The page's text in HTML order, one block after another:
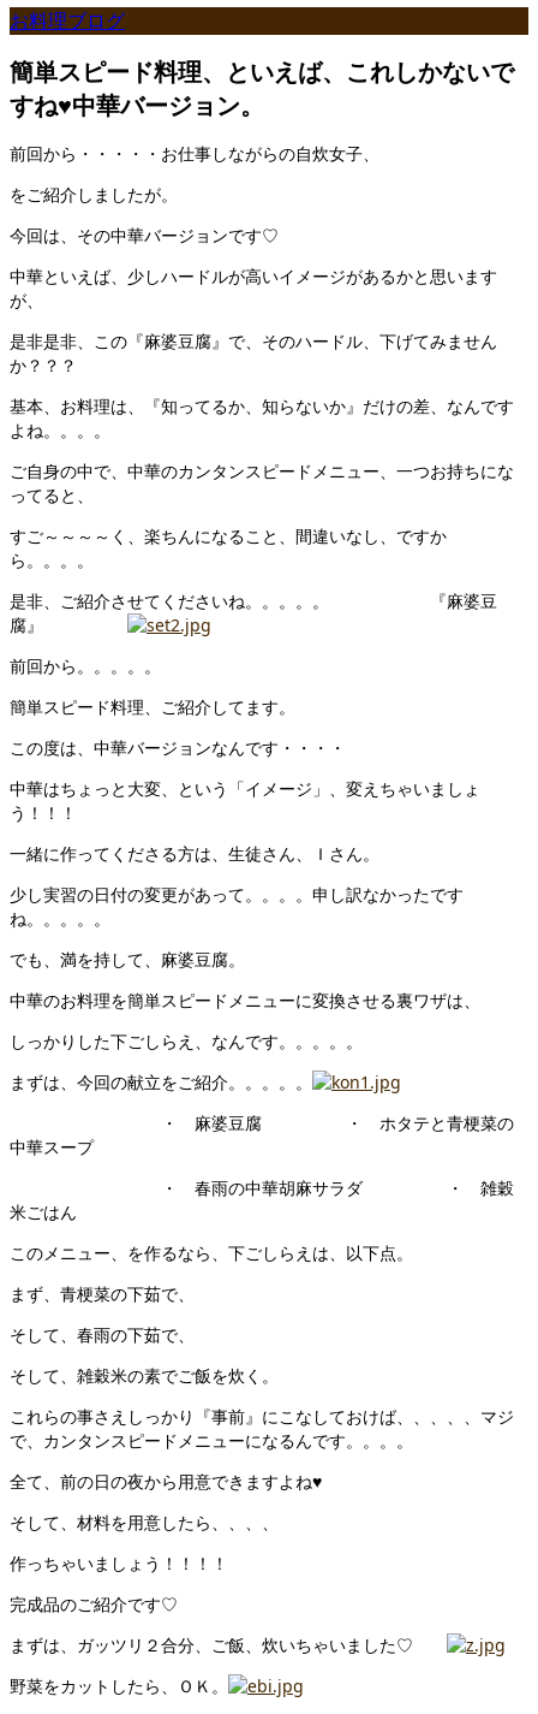
お料理ブログ
簡単スピード料理、といえば、これしかないで
すね♥中華バージョン。
前回から・・・・・お仕事しながらの自炊女子、
をご紹介しましたが。
今回は、その中華バージョンです♡
中華といえば、少しハードルが高いイメージがあるかと思います
が、
是非是非、この『麻婆豆腐』で、そのハードル、下げてみません
か？？？
基本、お料理は、『知ってるか、知らないか』だけの差、なんです
よね。。。。
ご自身の中で、中華のカンタンスピードメニュー、一つお持ちにな
ってると、
すご～～～～く、楽ちんになること、間違いなし、ですか
ら。。。。
是非、ご紹介させてくださいね。。。。。 『麻婆豆
腐』
前回から。。。。。
簡単スピード料理、ご紹介してます。
この度は、中華バージョンなんです・・・・
中華はちょっと大変、という「イメージ」、変えちゃいましょ
う！！！
一緒に作ってくださる方は、生徒さん、Ｉさん。
少し実習の日付の変更があって。。。。申し訳なかったです
ね。。。。。
でも、満を持して、麻婆豆腐。
中華のお料理を簡単スピードメニューに変換させる裏ワザは、
しっかりした下ごしらえ、なんです。。。。。
まずは、今回の献立をご紹介。。。。。
・ 麻婆豆腐 ・ ホタテと青梗菜の
中華スープ
・ 春雨の中華胡麻サラダ ・ 雑穀
米ごはん
このメニュー、を作るなら、下ごしらえは、以下点。
まず、青梗菜の下茹で、
そして、春雨の下茹で、
そして、雑穀米の素でご飯を炊く。
これらの事さえしっかり『事前』にこなしておけば、、、、、マジ
で、カンタンスピードメニューになるんです。。。。
全て、前の日の夜から用意できますよね♥
そして、材料を用意したら、、、、
作っちゃいましょう！！！！
完成品のご紹介です♡
まずは、ガッツリ２合分、ご飯、炊いちゃいました♡
野菜をカットしたら、ＯＫ。